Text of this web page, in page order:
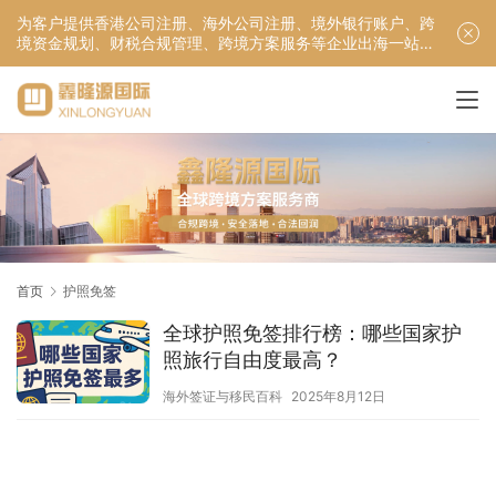
为客户提供香港公司注册、海外公司注册、境外银行账户、跨
境资金规划、财税合规管理、跨境方案服务等企业出海一站式
服务！
首页 护照免签
全球护照免签排行榜：哪些国家护
照旅行自由度最高？
海外签证与移民百科 2025年8月12日